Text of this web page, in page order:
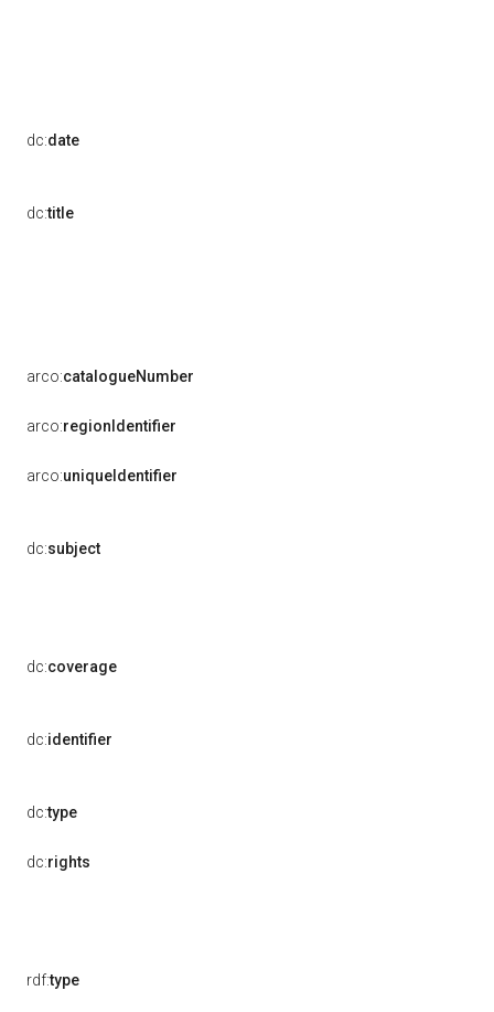
dc:date
dc:title
arco:catalogueNumber
arco:regionIdentifier
arco:uniqueIdentifier
dc:subject
dc:coverage
dc:identifier
dc:type
dc:rights
rdf:type